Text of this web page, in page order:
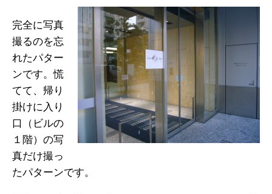
完全に写真
撮るのを忘
れたパター
ンです。慌
てて、帰り
掛けに入り
口（ビルの
１階）の写
真だけ撮っ
たパターンです。